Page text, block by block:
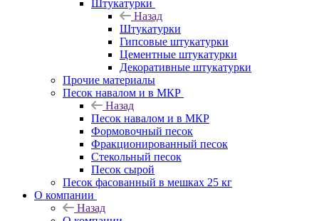
Штукатурки
Назад
Штукатурки
Гипсовые штукатурки
Цементные штукатурки
Декоративные штукатурки
Прочие материалы
Песок навалом и в МКР
Назад
Песок навалом и в МКР
Формовочный песок
Фракционированный песок
Стекольный песок
Песок сырой
Песок фасованный в мешках 25 кг
О компании
Назад